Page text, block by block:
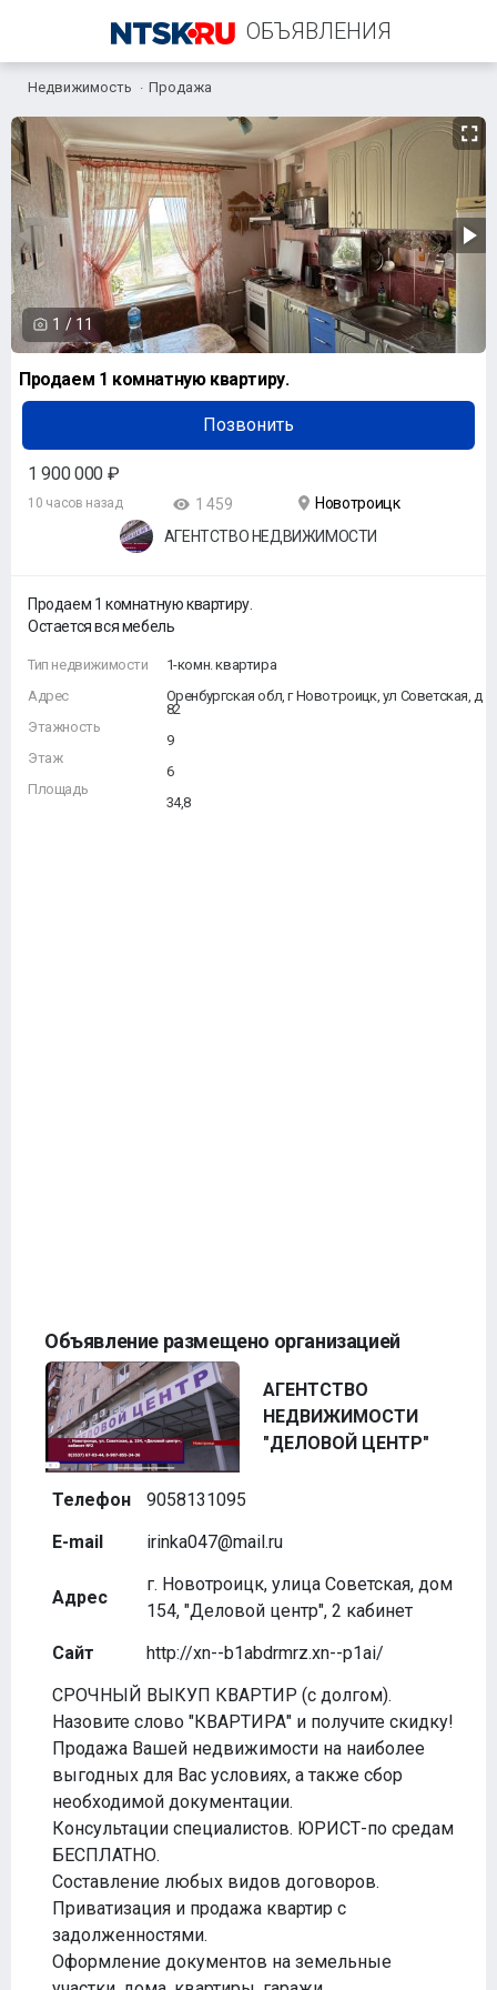
ОБЪЯВЛЕНИЯ
+7 (905) 813-10-95
Недвижимость Продажа
1 / 11
Продаем 1 комнатную квартиру.
Позвонить
1 900 000 ₽
10 часов назад 1 459
Новотроицк
АГЕНТСТВО НЕДВИЖИМОСТИ
Продаем 1 комнатную квартиру.
Остается вся мебель
Тип недвижимости
Адрес
Этажность
Этаж
Площадь
1-комн. квартира
Оренбургская обл, г Новотроицк, ул Советская, д
82
9
6
34,8
Объявление размещено организацией
АГЕНТСТВО
НЕДВИЖИМОСТИ
"ДЕЛОВОЙ ЦЕНТР"
Телефон
9058131095
E-mail
irinka047@mail.ru
Адрес
г. Новотроицк, улица Советская, дом
154, "Деловой центр", 2 кабинет
Сайт
http://xn--b1abdrmrz.xn--p1ai/
СРОЧНЫЙ ВЫКУП КВАРТИР (с долгом).
Назовите слово "КВАРТИРА" и получите скидку!
Продажа Вашей недвижимости на наиболее
выгодных для Вас условиях, а также сбор
необходимой документации.
Консультации специалистов. ЮРИСТ-по средам
БЕСПЛАТНО.
Составление любых видов договоров.
Приватизация и продажа квартир с
задолженностями.
Оформление документов на земельные